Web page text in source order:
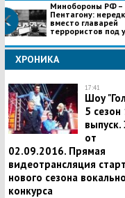
Минобороны РФ –
Пентагону:
вместо главарей
террористов под
ХРОНИКА
17:41
Шоу
5 сезон
от
02.09.2016. Прямая
видеотрансляция
нового сезона
конкурса